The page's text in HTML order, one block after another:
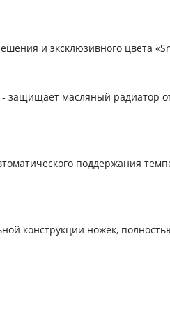
и эксклюзивного цвета
защищает масляный радиатор
поддержания
конструкции ножек,